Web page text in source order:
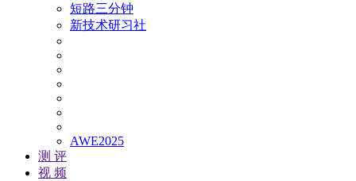
短路三分钟
新技术研习社
AWE2025
测 评
视 频